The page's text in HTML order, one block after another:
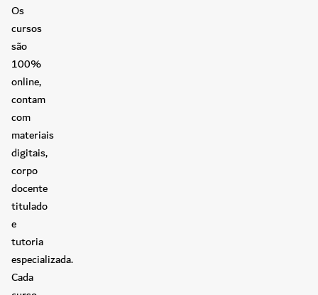
Os
cursos
são
100%
online,
contam
com
materiais
digitais,
corpo
docente
titulado
e
tutoria
especializada.
Cada